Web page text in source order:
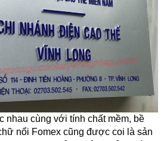
nhau cùng với tính chất mềm, bề
nổi Fomex cũng được coi là sản